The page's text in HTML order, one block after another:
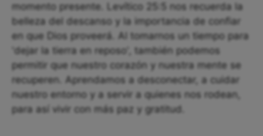
momento presente. Levítico 25:5 nos recuerda la
belleza del descanso y la importancia de confiar
en que Dios proveerá. Al tomarnos un tiempo para
'dejar la tierra en reposo', también podemos
permitir que nuestro corazón y nuestra mente se
recuperen. Aprendamos a desconectar, a cuidar
nuestro entorno y a servir a quienes nos rodean,
para así vivir con más paz y gratitud.